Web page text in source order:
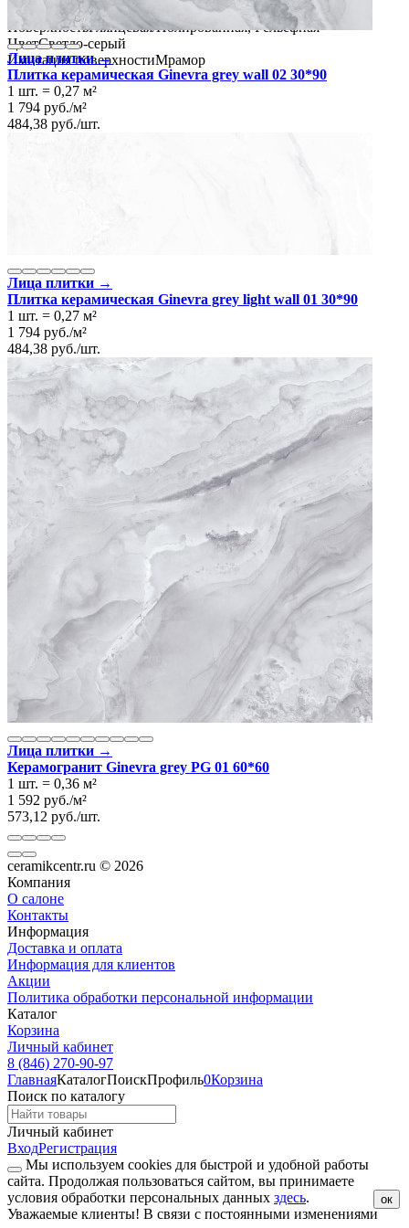
Материал Керамика
ПоверхностьГлянцевая/Полированная, Рельефная
ЦветСветло-серый
Имитация поверхностиМрамор
Лица плитки →
Плитка керамическая Ginevra grey wall 02 30*90
1 шт. = 0,27 м²
1 794 руб./м²
484,38 руб./шт.
Лица плитки →
Плитка керамическая Ginevra grey light wall 01 30*90
1 шт. = 0,27 м²
1 794 руб./м²
484,38 руб./шт.
Лица плитки →
Керамогранит Ginevra grey PG 01 60*60
1 шт. = 0,36 м²
1 592 руб./м²
573,12 руб./шт.
ceramikcentr.ru © 2026
Компания
О салоне
Контакты
Информация
Доставка и оплата
Информация для клиентов
Акции
Политика обработки персональной информации
Каталог
Корзина
Личный кабинет
8 (846) 270-90-97
ГлавнаяКаталогПоискПрофиль0Корзина
Поиск по каталогу
Личный кабинет
ВходРегистрация
Мы используем cookies для быстрой и удобной работы
сайта. Продолжая пользоваться сайтом, вы принимаете
условия обработки персональных данных здесь. ок
Уважаемые клиенты! В связи с постоянными изменениями